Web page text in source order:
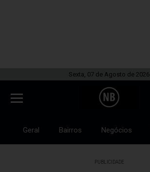
Sexta, 07 de Agosto de 2026
Geral Bairros Negócios
PUBLICIDADE